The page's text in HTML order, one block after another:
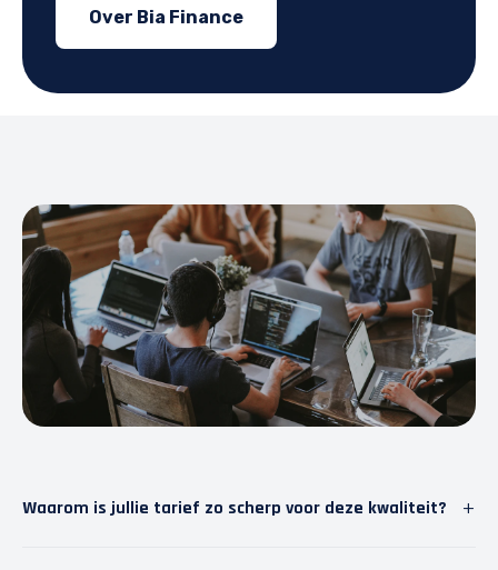
Over Bia Finance
Waarom is jullie tarief zo scherp voor deze kwaliteit? +